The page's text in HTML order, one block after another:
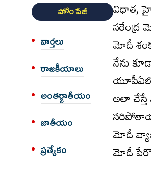
హోం పేజీ
వార్త‌లు
రాజకీయాలు
అంత‌ర్జాతీయం
జాతీయం
ప్రత్యేకం
విధాత,
నరేంద్ర
మోదీ
నేను
యూపీఏలో
అలా చేస్తే
సరిపోతాయా
మోదీ
మోదీ